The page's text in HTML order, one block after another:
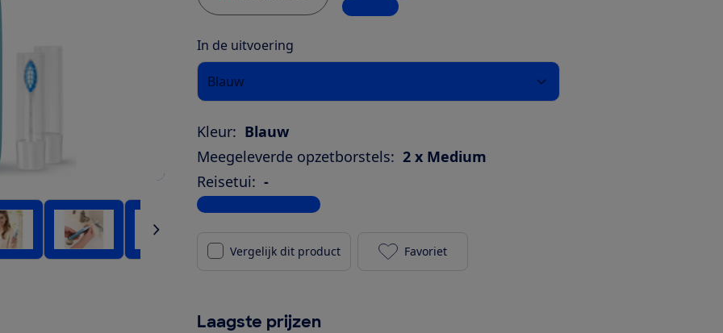
3 winkels
In de uitvoering
Blauw
Kleur: Blauw
Meegeleverde opzetborstels: 2 x Medium
Reisetui: -
Bekijk alle specificaties
Vergelijk dit product Silk'n SonicYou (blauw) toevoegen aan je
Favoriet
Laagste prijzen